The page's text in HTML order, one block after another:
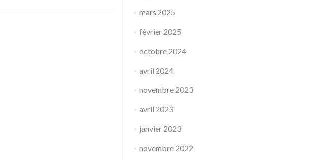
mars 2025
février 2025
octobre 2024
avril 2024
novembre 2023
avril 2023
janvier 2023
novembre 2022